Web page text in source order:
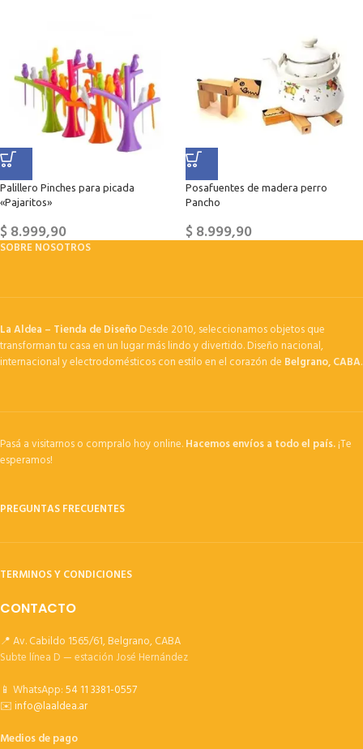
Palillero Pinches para picada
«Pajaritos»
$8.999,90
Posafuentes de madera perro
Pancho
$8.999,90
SOBRE NOSOTROS
La Aldea – Tienda de DiseñoDesde 2010, seleccionamos objetos que
transforman tu casa en un lugar más lindo y divertido. Diseño nacional,
internacional y electrodomésticos con estilo en el corazón de Belgrano, CABA.
Pasá a visitarnos o compralo hoy online.Hacemos envíos a todo el país.¡Te
esperamos!
PREGUNTAS FRECUENTES
TERMINOS Y CONDICIONES
CONTACTO
📍 Av. Cabildo 1565/61, Belgrano, CABA
Subte línea D — estación José Hernández
📱 WhatsApp:54 11 3381-0557
✉️info@laaldea.ar
Medios de pago